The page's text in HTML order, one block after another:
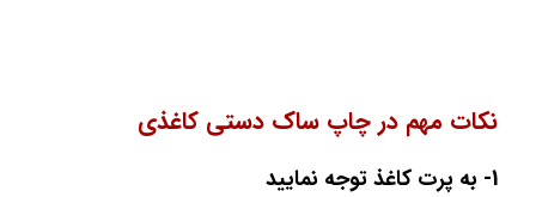
نکات مهم در چاپ ساک دستی کاغذی
1- به پرت کاغذ توجه نمایید